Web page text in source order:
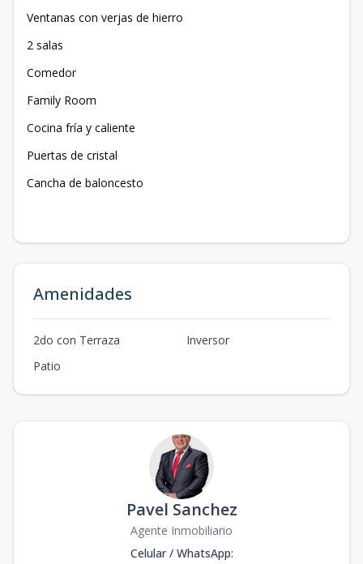
Ventanas con verjas de hierro
2 salas
Comedor
Family Room
Cocina fría y caliente
Puertas de cristal
Cancha de baloncesto
Amenidades
2do con Terraza
Inversor
Patio
Pavel Sanchez
Agente Inmobiliario
Celular / WhatsApp: